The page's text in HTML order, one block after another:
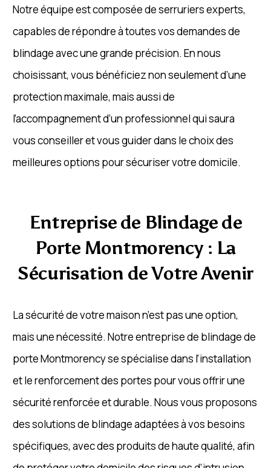
Notre équipe est composée de serruriers experts,
capables de répondre à toutes vos demandes de
blindage avec une grande précision. En nous
choisissant, vous bénéficiez non seulement d’une
protection maximale, mais aussi de
l’accompagnement d’un professionnel qui saura
vous conseiller et vous guider dans le choix des
meilleures options pour sécuriser votre domicile.
Entreprise de Blindage de
Porte Montmorency : La
Sécurisation de Votre Avenir
La sécurité de votre maison n’est pas une option,
mais une nécessité. Notre entreprise de blindage de
porte Montmorency se spécialise dans l’installation
et le renforcement des portes pour vous offrir une
sécurité renforcée et durable. Nous vous proposons
des solutions de blindage adaptées à vos besoins
spécifiques, avec des produits de haute qualité, afin